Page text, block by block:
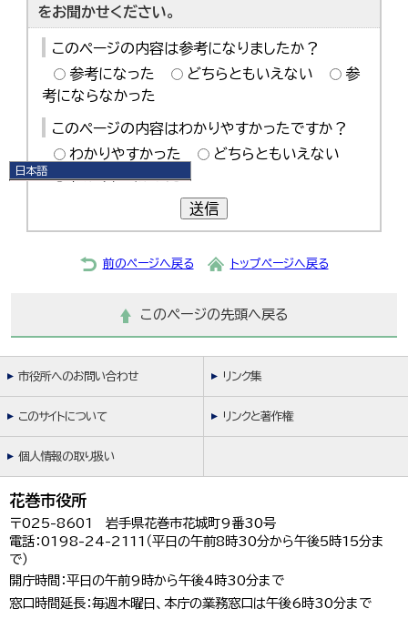
日本語
をお聞かせください。
このページの内容は参考になりましたか？
参考になった
どちらともいえない
参
考にならなかった
このページの内容はわかりやすかったですか？
わかりやすかった
どちらともいえない
わかりにくかった
送信
前のページへ戻る トップページへ戻る
このページの先頭へ戻る
市役所へのお問い合わせ リンク集
このサイトについて リンクと著作権
個人情報の取り扱い
花巻市役所
〒025-8601 岩手県花巻市花城町9番30号
電話：0198-24-2111（平日の午前8時30分から午後5時15分ま
で）
開庁時間：平日の午前9時から午後4時30分まで
窓口時間延長：毎週木曜日、本庁の業務窓口は午後6時30分まで